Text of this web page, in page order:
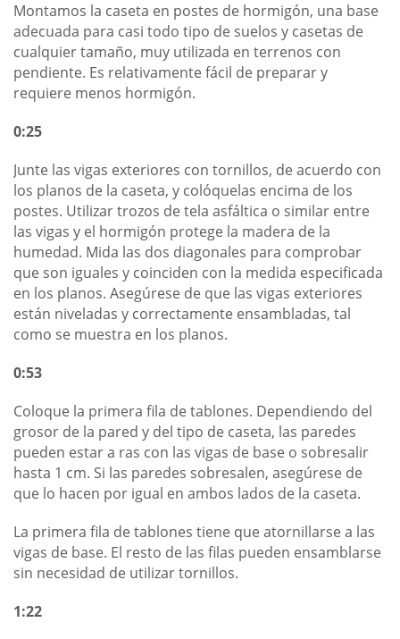
Montamos la caseta en postes de hormigón, una base
adecuada para casi todo tipo de suelos y casetas de
cualquier tamaño, muy utilizada en terrenos con
pendiente. Es relativamente fácil de preparar y
requiere menos hormigón.
0:25
Junte las vigas exteriores con tornillos, de acuerdo con
los planos de la caseta, y colóquelas encima de los
postes. Utilizar trozos de tela asfáltica o similar entre
las vigas y el hormigón protege la madera de la
humedad. Mida las dos diagonales para comprobar
que son iguales y coinciden con la medida especificada
en los planos. Asegúrese de que las vigas exteriores
están niveladas y correctamente ensambladas, tal
como se muestra en los planos.
0:53
Coloque la primera fila de tablones. Dependiendo del
grosor de la pared y del tipo de caseta, las paredes
pueden estar a ras con las vigas de base o sobresalir
hasta 1 cm. Si las paredes sobresalen, asegúrese de
que lo hacen por igual en ambos lados de la caseta.
La primera fila de tablones tiene que atornillarse a las
vigas de base. El resto de las filas pueden ensamblarse
sin necesidad de utilizar tornillos.
1:22